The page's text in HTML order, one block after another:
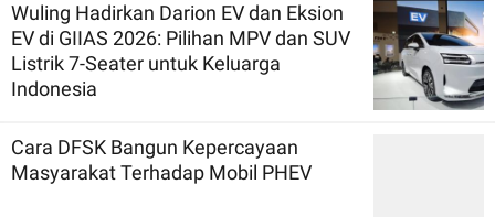
Wuling Hadirkan Darion EV dan Eksion
EV di GIIAS 2026: Pilihan MPV dan SUV
Listrik 7-Seater untuk Keluarga
Indonesia
Cara DFSK Bangun Kepercayaan
Masyarakat Terhadap Mobil PHEV